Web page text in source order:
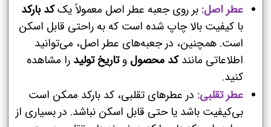
عطر اصل: بر روی جعبه عطر اصل معمولاً یککد بارکد
با کیفیت بالا چاپ شده است که به راحتی قابل اسکن
است. همچنین، در جعبه‌های عطر اصل، می‌توانید
اطلاعاتی مانندکد محصول وتاریخ تولید را مشاهده
کنید.
عطر تقلبی: در عطرهای تقلبی، کد بارکد ممکن است
بی‌کیفیت باشد یا حتی قابل اسکن نباشد. در بسیاری از